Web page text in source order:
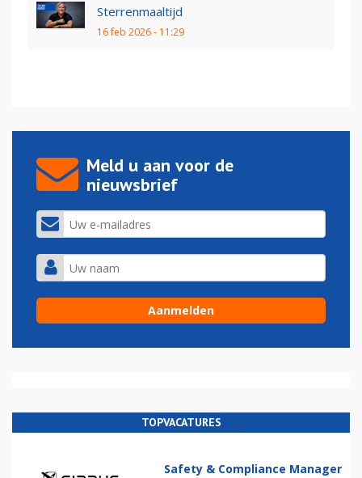
Sterrenmaaltijd
16 feb 2026 - 11:29
Meld u aan voor de
nieuwsbrief
TOPVACATURES
Safety & Compliance Manager